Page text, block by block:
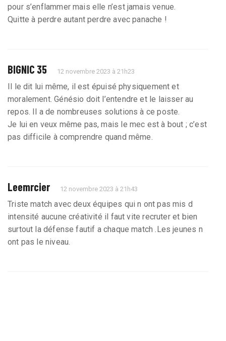
pour s’enflammer mais elle n’est jamais venue.
Quitte à perdre autant perdre avec panache !
BIGNIC 35 12 novembre 2023 à 21h23
Il le dit lui même, il est épuisé physiquement et
moralement. Génésio doit l’entendre et le laisser au
repos. Il a de nombreuses solutions à ce poste.
Je lui en veux même pas, mais le mec est à bout ; c’est
pas difficile à comprendre quand même.
Leemrcier 12 novembre 2023 à 21h43
Triste match avec deux équipes qui n ont pas mis d
intensité aucune créativité il faut vite recruter et bien
surtout la défense fautif a chaque match .Les jeunes n
ont pas le niveau.